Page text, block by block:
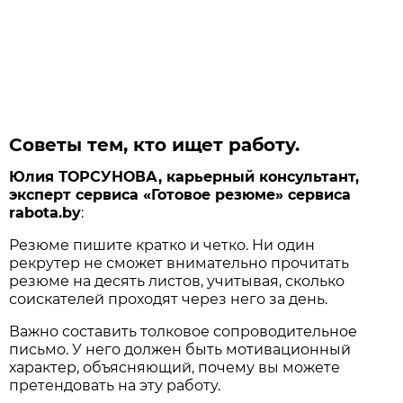
Советы тем, кто ищет работу.
Юлия ТОРСУНОВА, карьерный консультант,
эксперт сервиса «Готовое резюме» сервиса
rabota.by:
Резюме пишите кратко и четко. Ни один
рекрутер не сможет внимательно прочитать
резюме на десять листов, учитывая, сколько
соискателей проходят через него за день.
Важно составить толковое сопроводительное
письмо. У него должен быть мотивационный
характер, объясняющий, почему вы можете
претендовать на эту работу.